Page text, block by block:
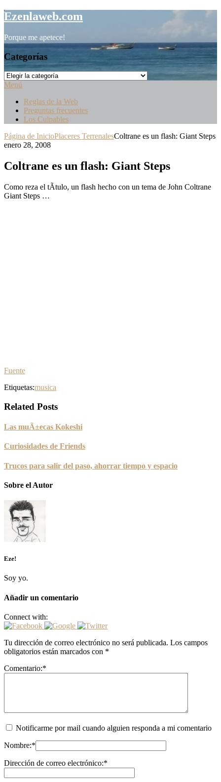
Saltar
al
Ezenlaweb.com
Porque me apetece!
Categorías
Categorías
Menú
Reglas de la Web
Preguntas frecuentes
Los Culpables
Página de InicioPlaceres TerrenalesColtrane es un flash: Giant Steps
enero 28, 2008
Coltrane es un flash: Giant Steps
Como reza el tÃ­tulo, un flash hecho con un tema de John Coltrane
Giant Steps …
Fuente
Etiquetas:musica
Related Posts
Las muÃ±ecas Kokeshi
Curiosidades de Friends
Trucos para salir del paso, ahorrar tiempo y espacio
Sobre el Autor
Eze!
Soy yo.
Añadir un comentario
Connect with:
Tu dirección de correo electrónico no será publicada. Los campos
obligatorios están marcados con *
Comentario:*
Notificarme por mail cuando alguien responda a mi comentario
Nombre:*
Dirección de correo electrónico:*